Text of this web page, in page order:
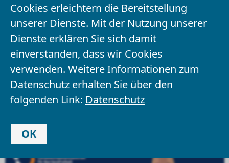
Cookies erleichtern die Bereitstellung
unserer Dienste. Mit der Nutzung unserer
Dienste erklären Sie sich damit
einverstanden, dass wir Cookies
verwenden. Weitere Informationen zum
Datenschutz erhalten Sie über den
folgenden Link: Datenschutz
OK
Herzlich willkommen auf der Seite des
andesk ompetenzzentrums für
Barrierefreiheit (LKB) Niedersachsen.
Als zentrale und unabhängige Instanz
berät dasLKBöffentliche Stellen und
Interessierte in Niedersachsen zu